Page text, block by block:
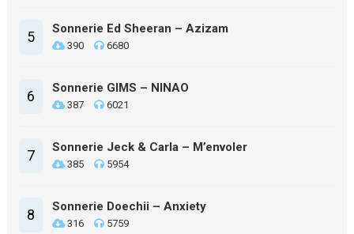
5 Sonnerie Ed Sheeran – Azizam
390 6680
6 Sonnerie GIMS – NINAO
387 6021
7 Sonnerie Jeck & Carla – M’envoler
385 5954
8 Sonnerie Doechii – Anxiety
316 5759